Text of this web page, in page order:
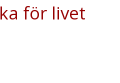
för livet